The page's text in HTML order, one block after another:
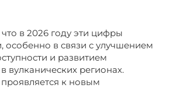
в 2026 году эти цифры
особенно в связи с улучшением
и развитием
вулканических регионах.
к новым